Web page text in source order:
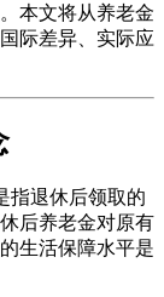
本文将从养老金
际差异、实际应
指退休后领取的
后养老金对原有
生活保障水平是